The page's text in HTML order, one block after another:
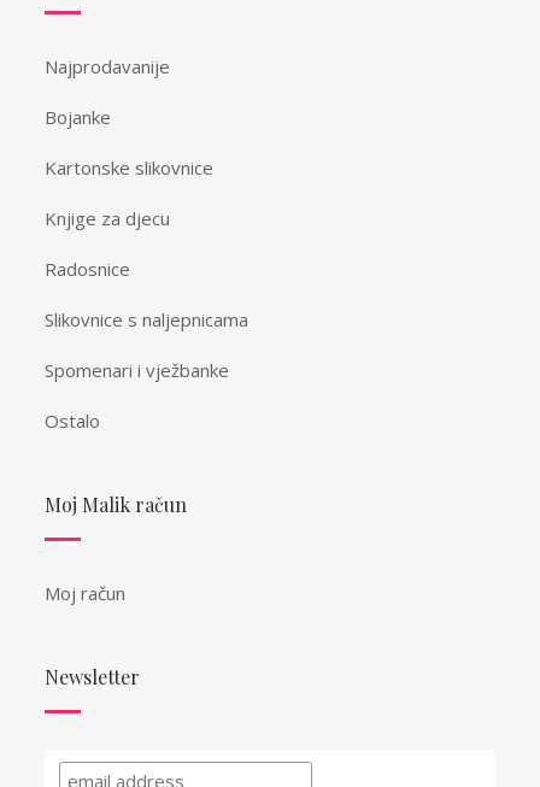
Najprodavanije
Bojanke
Kartonske slikovnice
Knjige za djecu
Radosnice
Slikovnice s naljepnicama
Spomenari i vježbanke
Ostalo
Moj Malik račun
Moj račun
Newsletter